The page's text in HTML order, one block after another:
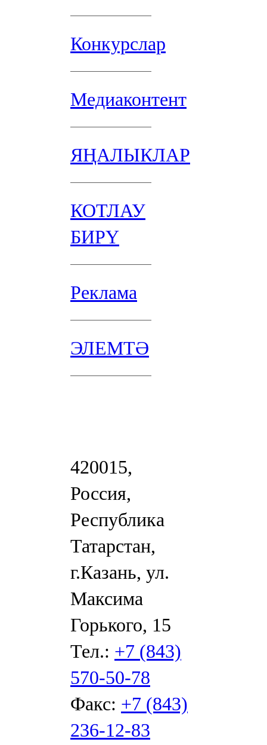
Конкурслар
Медиаконтент
ЯҢАЛЫКЛАР
КОТЛАУ
БИРҮ
Реклама
ЭЛЕМТӘ
420015,
Россия,
Республика
Татарстан,
г.Казань, ул.
Максима
Горького, 15
Тел.: +7 (843)
570-50-78
Факс: +7 (843)
236-12-83